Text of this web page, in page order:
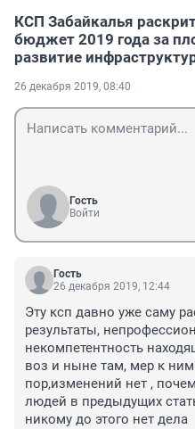
КСП Забайкалья
бюджет 2019 года за
развитие
26 декабря 2019, 08:40
Гость
Войти
Гость
26 декабря 2019, 12:44
Эту ксп давно уже саму
результаты,
некомпетентность
воз и ныне там, мер к
пор,изменений нет ,
людей в предыдущих
никому до этого нет дела